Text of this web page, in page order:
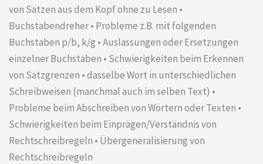
von Sätzen aus dem Kopf ohne zu Lesen •
Buchstabendreher • Probleme z.B. mit folgenden
Buchstaben p/b, k/g • Auslassungen oder Ersetzungen
einzelner Buchstaben • Schwierigkeiten beim Erkennen
von Satzgrenzen • dasselbe Wort in unterschiedlichen
Schreibweisen (manchmal auch im selben Text) •
Probleme beim Abschreiben von Wörtern oder Texten •
Schwierigkeiten beim Einprägen/Verständnis von
Rechtschreibregeln • Übergeneralisierung von
Rechtschreibregeln